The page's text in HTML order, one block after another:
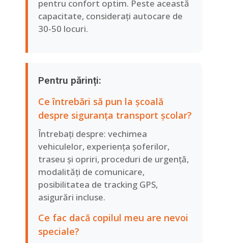
pentru confort optim. Peste această
capacitate, considerați autocare de
30-50 locuri.
Pentru părinți:
Ce întrebări să pun la școală
despre siguranța transport școlar?
Întrebați despre: vechimea
vehiculelor, experiența șoferilor,
traseu și opriri, proceduri de urgență,
modalități de comunicare,
posibilitatea de tracking GPS,
asigurări incluse.
Ce fac dacă copilul meu are nevoi
speciale?